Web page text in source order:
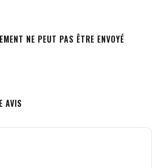
NE PEUT PAS ÊTRE ENVOYÉ
AVIS